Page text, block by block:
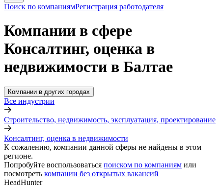
Поиск по компаниямРегистрация работодателя
Компании в сфере
Консалтинг, оценка в
недвижимости в Балтае
Компании в других городах
Все индустрии
Строительство, недвижимость, эксплуатация, проектирование
Консалтинг, оценка в недвижимости
К сожалению, компании данной сферы не найдены в этом
регионе.
Попробуйте воспользоваться поиском по компаниям или
посмотреть компании без открытых вакансий
HeadHunter